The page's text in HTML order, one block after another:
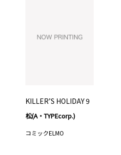
KILLER’S HOLIDAY 9
松(A・TYPEcorp.)
コミックELMO